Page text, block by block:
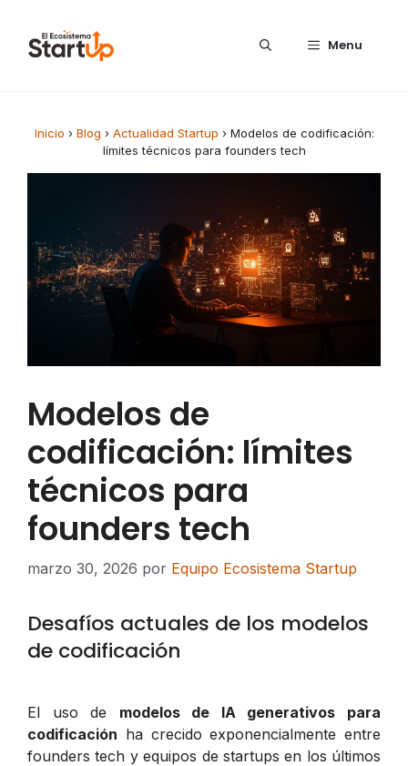
Menu
Inicio › Blog › Actualidad Startup › Modelos de codificación:
límites técnicos para founders tech
Modelos de
codificación: límites
técnicos para
founders tech
marzo 30, 2026 por Equipo Ecosistema Startup
Desafíos actuales de los modelos
de codificación
El uso de modelos de IA generativos para
codificación ha crecido exponencialmente entre
founders tech y equipos de startups en los últimos